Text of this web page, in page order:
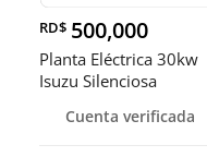
RD$ 500,000
Planta Eléctrica 30kw
Isuzu Silenciosa
Cuenta verificada